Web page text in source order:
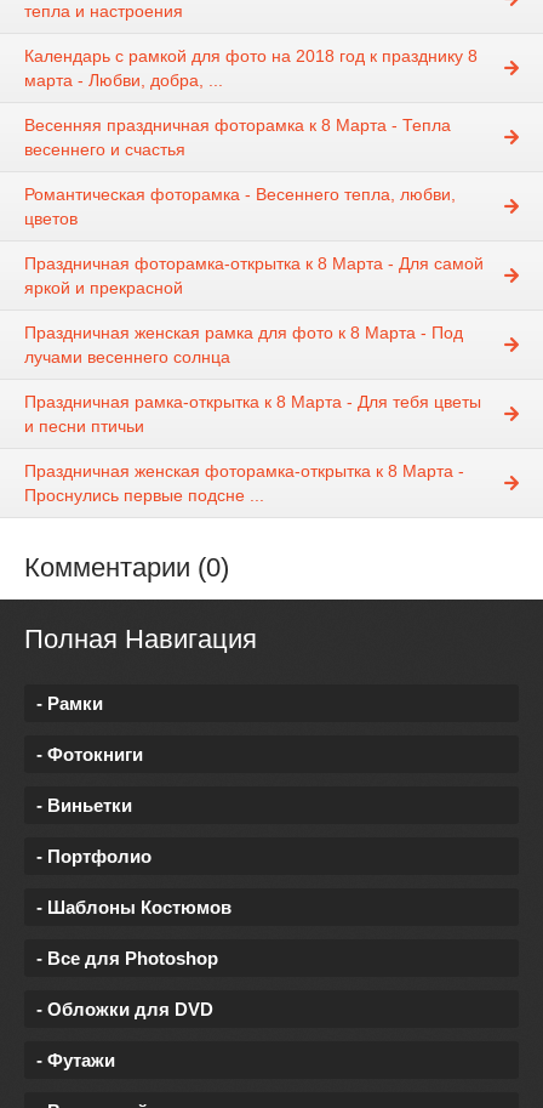
тепла и настроения
Календарь с рамкой для фото на 2018 год к празднику 8
марта - Любви, добра, ...
Весенняя праздничная фоторамка к 8 Марта - Тепла
весеннего и счастья
Романтическая фоторамка - Весеннего тепла, любви,
цветов
Праздничная фоторамка-открытка к 8 Марта - Для самой
яркой и прекрасной
Праздничная женская рамка для фото к 8 Марта - Под
лучами весеннего солнца
Праздничная рамка-открытка к 8 Марта - Для тебя цветы
и песни птичьи
Праздничная женская фоторамка-открытка к 8 Марта -
Проснулись первые подсне ...
Комментарии (0)
Полная Навигация
- Рамки
- Фотокниги
- Виньетки
- Портфолио
- Шаблоны Костюмов
- Все для Photoshop
- Обложки для DVD
- Футажи